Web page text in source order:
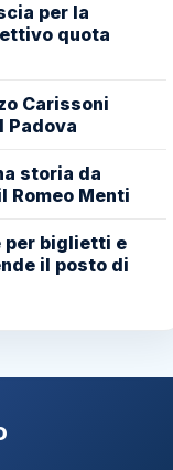
per la
quota
Carissoni
Padova
storia da
Romeo Menti
per biglietti e
il posto di